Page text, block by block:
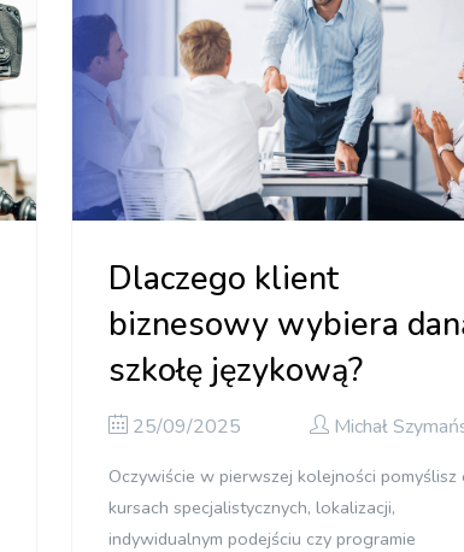
Dlaczego klient
biznesowy wybiera
szkołę językową?
25/09/2025 Michał
Oczywiście w pierwszej kolejności pomyślisz
kursach specjalistycznych, lokalizacji,
indywidualnym podejściu czy programie